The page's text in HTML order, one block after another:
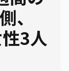
、
3人